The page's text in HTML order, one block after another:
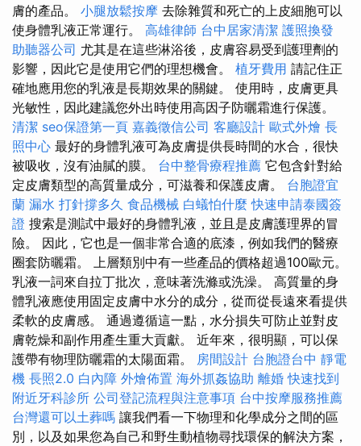
膚的產品。 小腿放鬆按摩 去除雜質和死亡的上皮細胞可以
使身體乳液正常運行。 高雄律師 台中居家清潔 護照換發
助聽器公司 尤其是在這些淋浴後，皮膚容易受到護理劑的
影響，因此它是使用它們的理想機會。 植牙費用 請記住正
確地應用您的乳液是長期效果的關鍵。 使用時，皮膚更具
光敏性，因此建議您外出時使用高因子防曬霜進行保護。
清潔 seo保證第一頁 嘉義徵信公司 客廳設計 歐式外燴 長
照中心 最好的身體乳液可為皮膚提供長時間的水合，很快
被吸收，沒有油膩的膜。 台中整骨療程推薦 它包含針對給
定皮膚類型的高質量成分，可滋養和保護皮膚。 台胞證宜
蘭 漏水 打針撐多久 食品機械 白蟻怕什麼 快速申請泰國簽
證 搜索是測試中最好的身體乳液，並且是皮膚護理界的冒
險。 因此，它也是一個非常合適的底漆，例如我們的醫療
圈套防曬霜。 上層類別中有一些產品的價格超過100歐元。
乳液一詞來自拉丁批次，意味著洗滌或洗澡。 高質量的身
體乳液應使用固定皮膚中水分的成分，從而從長遠來看提供
柔軟的皮膚感。 通過遵循這一點，水分損失可防止並對皮
膚乾燥和副作用產生重大貢獻。 近年來，很明顯，可以保
護帶有物理防曬霜的太陽面霜。 房間設計 台胞證台中 靜電
機 長照2.0 白內障 外燴佈置 海外抓姦協助 離婚 快速找到
附近牙科診所 公司登記流程與注意事項 台中按摩服務推薦
台灣還可以土葬嗎 讓我們看一下物理和化學成分之間的區
別，以及如果您為自己和野生動植物尋找環保的解決方案，